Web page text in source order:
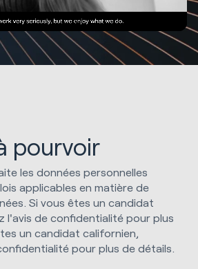
pourvoir
les données personnelles
applicables en matière de
Si vous êtes un candidat
l'avis de confidentialité pour plus
un candidat californien,
pour plus de détails.